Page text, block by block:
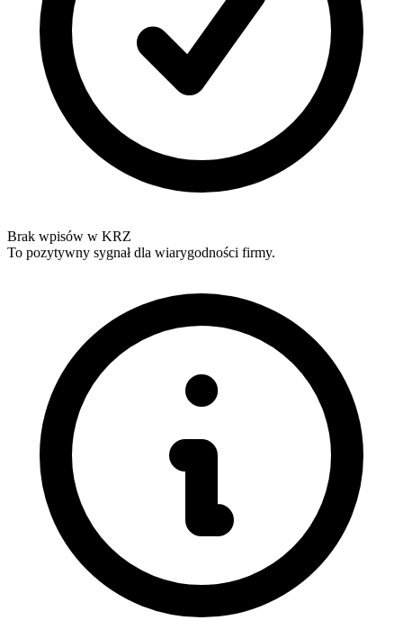
Brak wpisów w KRZ
To pozytywny sygnał dla wiarygodności firmy.